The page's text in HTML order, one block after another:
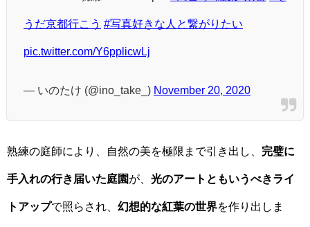
うだ京都行こう #写真好きな人と繋がりたい
pic.twitter.com/Y6pplicwLj
— いのたけ (@ino_take_) November 20, 2020
熟練の庭師により、自然の美を極限まで引き出し、 完璧に
手入れの行き届いた庭園が、 光のアートともいうべきライ
トアップで照らされ、 幻想的な紅葉の世界を作り出しま